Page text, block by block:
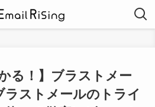
る！】ブラストメー
ラストメールのトライ